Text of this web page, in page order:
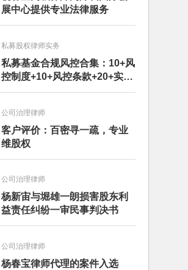
展中心提供专业法律服务
私募股权律师实务
私募基金合规风控合集：10+风
控制度+10+风控条款+20+实务
文章+每月动态
公司治理律师
客户评价：百密寻一疏，专业
维股权
公司治理律师
杨新宙与堀雄一朗损害股东利
益责任纠纷一审民事判决书
公司治理律师
杨春宝律师代理的案件入选